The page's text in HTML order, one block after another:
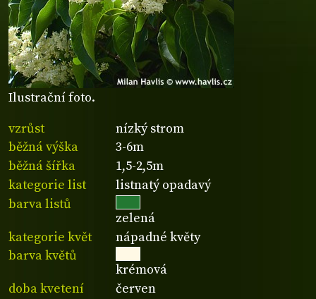
Ilustrační foto.
vzrůst
nízký strom
běžná výška
3-6m
běžná šířka
1,5-2,5m
kategorie list
listnatý opadavý
barva listů
zelená
kategorie květ
nápadné květy
barva květů
krémová
doba kvetení
červen